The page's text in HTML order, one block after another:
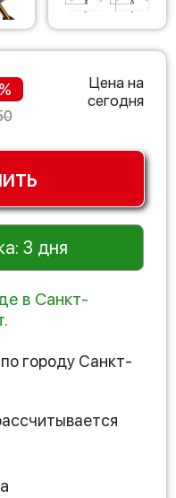
Цена на
сегодня
3 дня
в Санкт-
городу Санкт-